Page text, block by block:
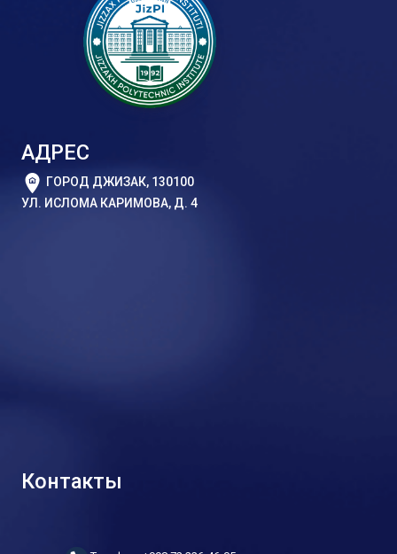
АДРЕС
ГОРОД ДЖИЗАК, 130100
УЛ. ИСЛОМА КАРИМОВА, Д. 4
Контакты